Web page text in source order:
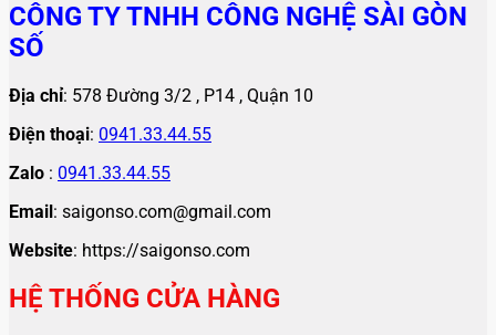
CÔNG TY TNHH CÔNG NGHỆ SÀI GÒN
SỐ
Địa chỉ: 578 Đường 3/2 , P14 , Quận 10
Điện thoại: 0941.33.44.55
Zalo : 0941.33.44.55
Email : saigonso.com@gmail.com
Website: https://saigonso.com
HỆ THỐNG CỬA HÀNG